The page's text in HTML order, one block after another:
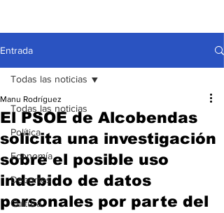
Entrada
Todas las noticias
Política
Economía
Deportes
Cultura
Todas las noticias
El PSOE de Alcobendas
solicita una investigación
sobre el posible uso
indebido de datos
personales por parte del
Manu Rodríguez